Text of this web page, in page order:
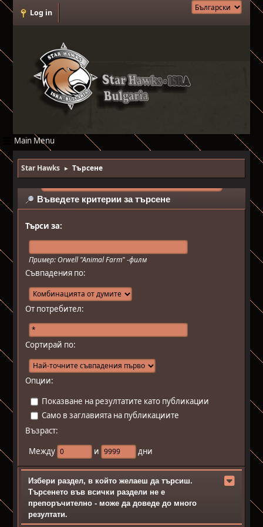
Log in
Main Menu
Star Hawks ► Търсене
Въведете критерии за търсене
Търси за:
Пример: Orwell "Animal Farm" -филм
Съвпадения по:
От потребител:
Сортирай по:
Опции:
Показване на резултатите като публикации
Само в заглавията на публикациите
Възраст:
Между
и дни
Избери раздел, в който желаеш да търсиш.
Търсенето във всички раздели не е
препоръчително - може да доведе до много
резултати.